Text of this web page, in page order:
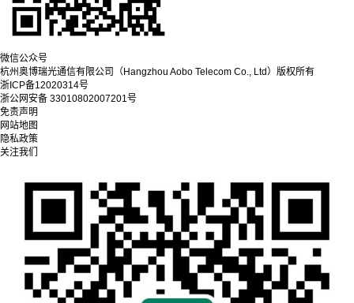
微信公众号
杭州奥博瑞光通信有限公司（Hangzhou Aobo Telecom Co., Ltd） 版权所有
浙ICP备12020314号
浙公网安备 33010802007201号
免责声明
网站地图
隐私政策
关注我们